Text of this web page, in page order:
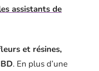
assistants de
et résines,
. En plus d’une